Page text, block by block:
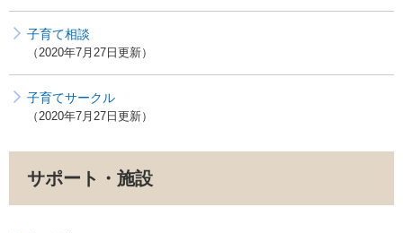
子育て相談
2020年7月27日更新
子育てサークル
2020年7月27日更新
サポート・施設